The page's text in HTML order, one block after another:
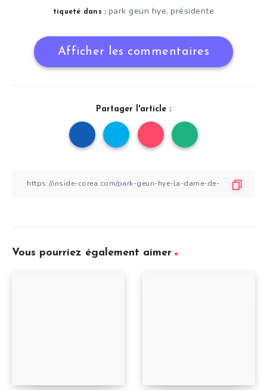
tiqueté dans : park geun hye,présidente
Afficher les commentaires
Partager l'article :
Vous pourriez également aimer